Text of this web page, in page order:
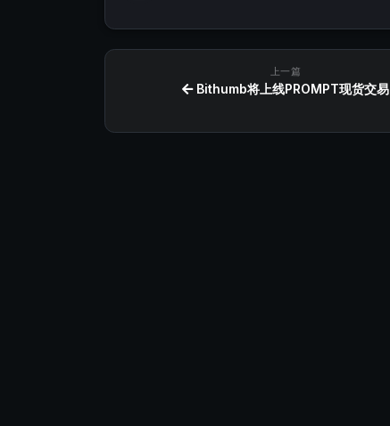
上一篇
Bithumb将上线PROMPT现货交易